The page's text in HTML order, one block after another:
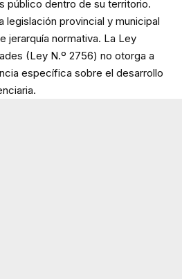
público dentro de su territorio.
provincial y municipal
jerarquía normativa. La Ley
(Ley N.º 2756) no otorga a
específica sobre el desarrollo